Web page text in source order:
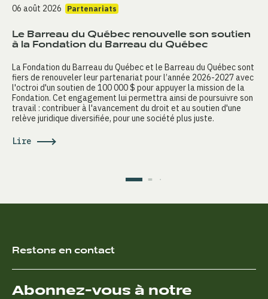
06 août 2026 Partenariats
Le Barreau du Québec renouvelle son soutien
à la Fondation du Barreau du Québec
La Fondation du Barreau du Québec et le Barreau du Québec sont
fiers de renouveler leur partenariat pour l’année 2026-2027 avec
l'octroi d'un soutien de 100 000 $ pour appuyer la mission de la
Fondation. Cet engagement lui permettra ainsi de poursuivre son
travail : contribuer à l'avancement du droit et au soutien d'une
relève juridique diversifiée, pour une société plus juste.
Lire
Restons en contact
Abonnez-vous à notre